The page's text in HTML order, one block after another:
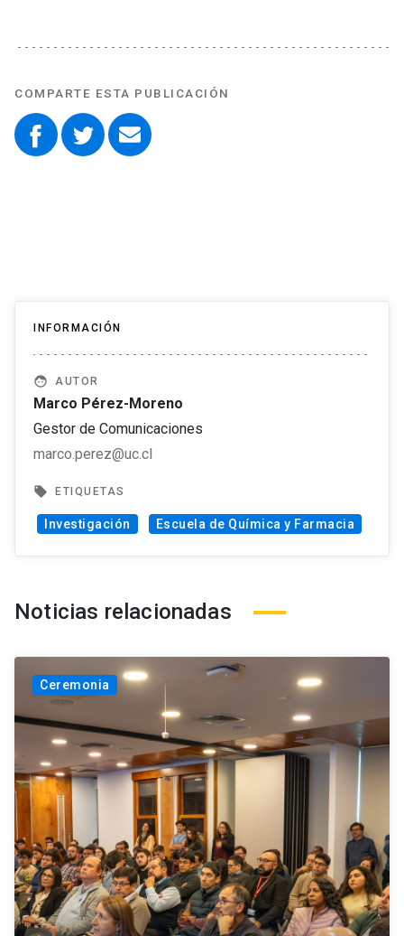
COMPARTE ESTA PUBLICACIÓN
INFORMACIÓN
face AUTOR
Marco Pérez-Moreno
Gestor de Comunicaciones
marco.perez@uc.cl
local_offer ETIQUETAS
Investigación Escuela de Química y Farmacia
Noticias relacionadas
Ceremonia